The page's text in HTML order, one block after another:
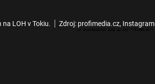
na LOH v Tokiu. Zdroj: profimedia.cz, Instagram